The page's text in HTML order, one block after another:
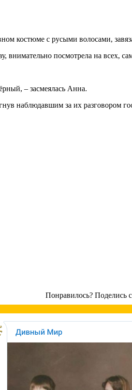
костюме с русыми волосами,
посмотрела на всех,
– засмеялась Анна.
наблюдавшим за их разговором
Понравилось? Поделись